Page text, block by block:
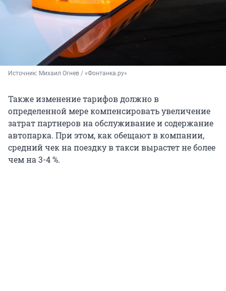
Источник: Михаил Огнев / «Фонтанка.ру»
Также изменение тарифов должно в
определенной мере компенсировать увеличение
затрат партнеров на обслуживание и содержание
автопарка. При этом, как обещают в компании,
средний чек на поездку в такси вырастет не более
чем на 3-4 %.